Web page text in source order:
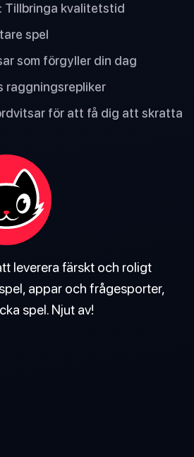
Tillbringa kvalitetstid
spel
som förgyller din dag
raggningsrepliker
för att få dig att skratta
leverera färskt och roligt
appar och frågesporter,
spel. Njut av!